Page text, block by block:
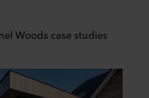
Woods case studies